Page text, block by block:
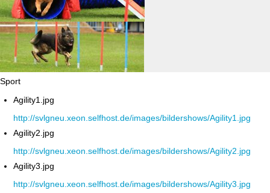
Sport
Agility1.jpg
http://svlgneu.xeon.selfhost.de/images/bildershows/Agility1.jpg
Agility2.jpg
http://svlgneu.xeon.selfhost.de/images/bildershows/Agility2.jpg
Agility3.jpg
http://svlgneu.xeon.selfhost.de/images/bildershows/Agility3.jpg